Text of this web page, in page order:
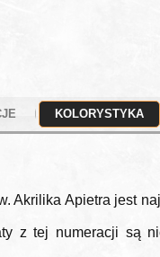
KOLORYSTYKA
Akrilika Apietra jest
z tej numeracji są